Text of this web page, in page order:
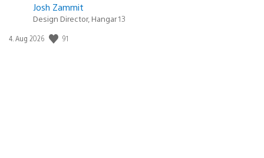
Josh Zammit
Design Director, Hangar 13
Veröffentlichungsdatum:
4. Aug 2026 91